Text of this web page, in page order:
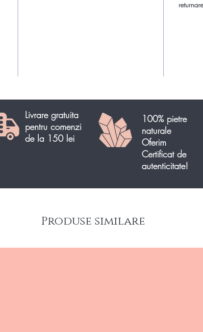
atunci
Livrare gratuita
pentru comenzi
de la 150 lei
100% pietre
naturale
Oferim
Certificat de
autenticitate!
Produse similare